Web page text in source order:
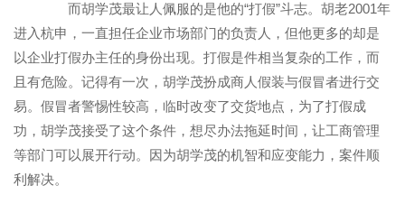
而胡学茂最让人佩服的是他的“打假”斗志。胡老2001年
进入杭申，一直担任企业市场部门的负责人，但他更多的却是
以企业打假办主任的身份出现。打假是件相当复杂的工作，而
且有危险。记得有一次，胡学茂扮成商人假装与假冒者进行交
易。假冒者警惕性较高，临时改变了交货地点，为了打假成
功，胡学茂接受了这个条件，想尽办法拖延时间，让工商管理
等部门可以展开行动。因为胡学茂的机智和应变能力，案件顺
利解决。